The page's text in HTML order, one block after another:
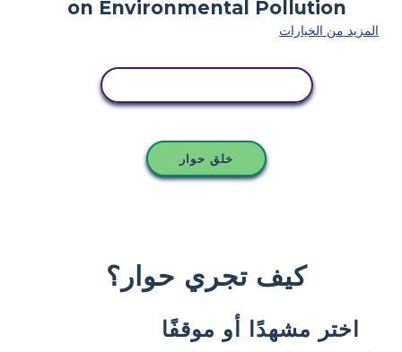
المزيد من الخيارات
خلق حوار
كيف تجري حوار؟
اختر مشهدًا أو موقفًا